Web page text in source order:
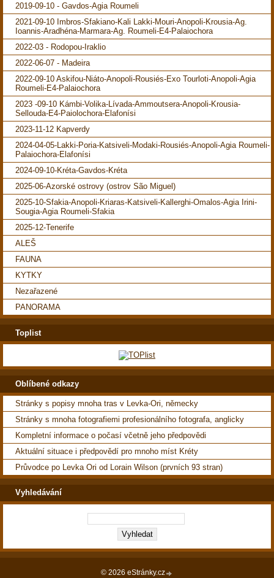
2019-09-10 - Gavdos-Agia Roumeli
2021-09-10 Imbros-Sfakiano-Kali Lakki-Mouri-Anopoli-Krousia-Ag.
Ioannis-Aradhéna-Marmara-Ag. Roumeli-E4-Palaiochora
2022-03 - Rodopou-Iraklio
2022-06-07 - Madeira
2022-09-10 Askifou-Niáto-Anopoli-Rousiés-Exo Tourloti-Anopoli-Agia
Roumeli-E4-Palaiochora
2023 -09-10 Kámbi-Volika-Lívada-Ammoutsera-Anopoli-Krousia-
Sellouda-E4-Paiolochora-Elafonísi
2023-11-12 Kapverdy
2024-04-05-Lakki-Poria-Katsiveli-Modaki-Rousiés-Anopoli-Agia Roumeli-
Palaiochora-Elafonísi
2024-09-10-Kréta-Gavdos-Kréta
2025-06-Azorské ostrovy (ostrov São Miguel)
2025-10-Sfakia-Anopoli-Kriaras-Katsiveli-Kallerghi-Omalos-Agia Irini-
Sougia-Agia Roumeli-Sfakia
2025-12-Tenerife
ALEŠ
FAUNA
KYTKY
Nezařazené
PANORAMA
Toplist
Oblíbené odkazy
Stránky s popisy mnoha tras v Levka-Ori, německy
Stránky s mnoha fotografiemi profesionálního fotografa, anglicky
Kompletní informace o počasí včetně jeho předpovědi
Aktuální situace i předpovědí pro mnoho míst Kréty
Průvodce po Levka Ori od Lorain Wilson (prvních 93 stran)
Vyhledávání
© 2026 eStránky.cz